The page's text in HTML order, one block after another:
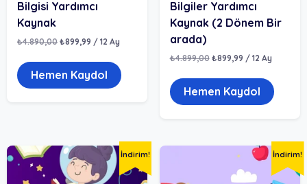
Bilgisi Yardımcı
Kaynak
₺4.890,00 Orijinal
₺4.890,00.
₺899,99 Şu
fiyat:
₺899,99.
/ 12 Ay
Hemen Kaydol
Bilgiler Yardımcı
Kaynak (2 Dönem Bir
arada)
₺4.899,00 Orijinal
₺4.899,00.
₺899,99Şu
fiyat:
₺899,99.
/ 12 Ay
Hemen Kaydol
İndirim! İndirim!